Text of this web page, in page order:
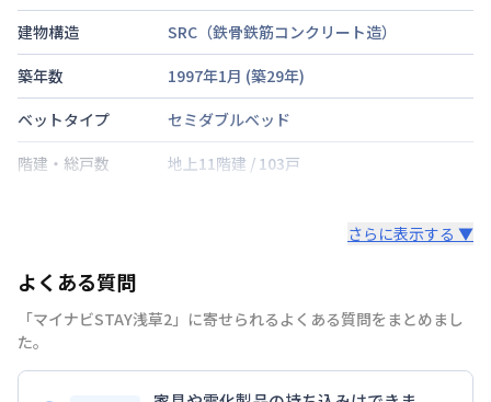
建物構造
SRC（鉄骨鉄筋コンクリート造）
築年数
1997年1月 (築29年)
ベットタイプ
セミダブルベッド
階建・総戸数
地上11階建 / 103戸
禁煙・喫煙
さらに表示する ▼
よくある質問
「マイナビSTAY浅草2」に寄せられるよくある質問をまとめまし
た。